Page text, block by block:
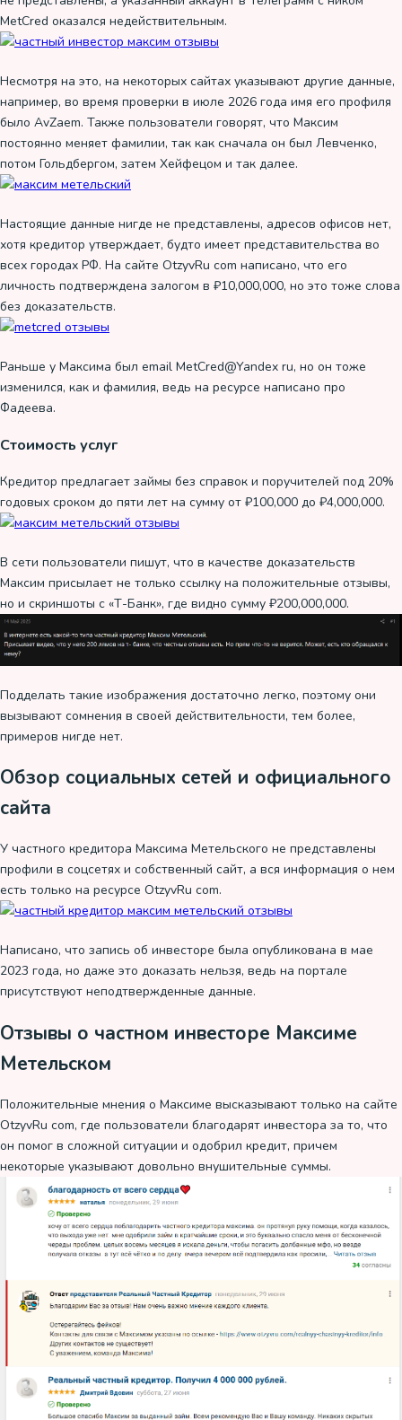
MetCred оказался недействительным.
Несмотря на это, на некоторых сайтах указывают другие данные,
например, во время проверки в июле 2026 года имя его профиля
было AvZaem. Также пользователи говорят, что Максим
постоянно меняет фамилии, так как сначала он был Левченко,
потом Гольдбергом, затем Хейфецом и так далее.
Настоящие данные нигде не представлены, адресов офисов нет,
хотя кредитор утверждает, будто имеет представительства во
всех городах РФ. На сайте OtzyvRu com написано, что его
личность подтверждена залогом в ₽10,000,000, но это тоже слова
без доказательств.
Раньше у Максима был email MetCred@Yandex ru, но он тоже
изменился, как и фамилия, ведь на ресурсе написано про
Фадеева.
Стоимость услуг
Кредитор предлагает займы без справок и поручителей под 20%
годовых сроком до пяти лет на сумму от ₽100,000 до ₽4,000,000.
В сети пользователи пишут, что в качестве доказательств
Максим присылает не только ссылку на положительные отзывы,
но и скриншоты с «Т-Банк», где видно сумму ₽200,000,000.
Подделать такие изображения достаточно легко, поэтому они
вызывают сомнения в своей действительности, тем более,
примеров нигде нет.
Обзор социальных сетей и официального
сайта
У частного кредитора Максима Метельского не представлены
профили в соцсетях и собственный сайт, а вся информация о нем
есть только на ресурсе OtzyvRu com.
Написано, что запись об инвесторе была опубликована в мае
2023 года, но даже это доказать нельзя, ведь на портале
присутствуют неподтвержденные данные.
Отзывы о частном инвесторе Максиме
Метельском
Положительные мнения о Максиме высказывают только на сайте
OtzyvRu com, где пользователи благодарят инвестора за то, что
он помог в сложной ситуации и одобрил кредит, причем
некоторые указывают довольно внушительные суммы.